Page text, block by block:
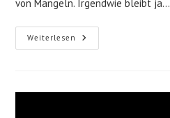
von Mängeln. Irgendwie bleibt ja…
Weiterlesen Ende
Garantie